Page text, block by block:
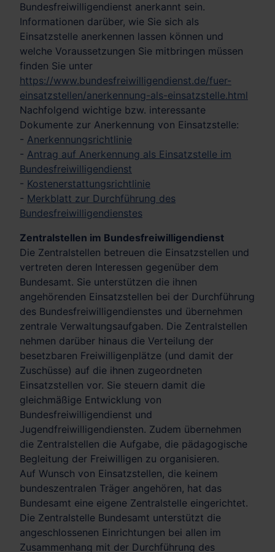
Bundesfreiwilligendienst anerkannt sein.
Informationen darüber, wie Sie sich als
Einsatzstelle anerkennen lassen können und
welche Voraussetzungen Sie mitbringen müssen
finden Sie unter
https://www.bundesfreiwilligendienst.de/fuer-
einsatzstellen/anerkennung-als-einsatzstelle.html
Nachfolgend wichtige bzw. interessante
Dokumente zur Anerkennung von Einsatzstelle:
- Anerkennungsrichtlinie
- Antrag auf Anerkennung als Einsatzstelle im
Bundesfreiwilligendienst
- Kostenerstattungsrichtlinie
- Merkblatt zur Durchführung des
Bundesfreiwilligendienstes
Zentralstellen im Bundesfreiwilligendienst
Die Zentralstellen betreuen die Einsatzstellen und
vertreten deren Interessen gegenüber dem
Bundesamt. Sie unterstützen die ihnen
angehörenden Einsatzstellen bei der Durchführung
des Bundesfreiwilligendienstes und übernehmen
zentrale Verwaltungsaufgaben. Die Zentralstellen
nehmen darüber hinaus die Verteilung der
besetzbaren Freiwilligenplätze (und damit der
Zuschüsse) auf die ihnen zugeordneten
Einsatzstellen vor. Sie steuern damit die
gleichmäßige Entwicklung von
Bundesfreiwilligendienst und
Jugendfreiwilligendiensten. Zudem übernehmen
die Zentralstellen die Aufgabe, die pädagogische
Begleitung der Freiwilligen zu organisieren.
Auf Wunsch von Einsatzstellen, die keinem
bundeszentralen Träger angehören, hat das
Bundesamt eine eigene Zentralstelle eingerichtet.
Die Zentralstelle Bundesamt unterstützt die
angeschlossenen Einrichtungen bei allen im
Zusammenhang mit der Durchführung des